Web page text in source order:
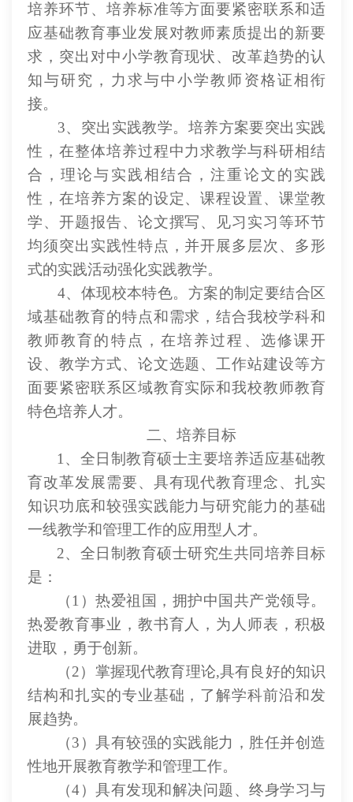
培养环节、培养标准等方面要紧密联系和适
应基础教育事业发展对教师素质提出的新要
求，突出对中小学教育现状、改革趋势的认
知与研究，力求与中小学教师资格证相衔
接。
3、突出实践教学。培养方案要突出实践
性，在整体培养过程中力求教学与科研相结
合，理论与实践相结合，注重论文的实践
性，在培养方案的设定、课程设置、课堂教
学、开题报告、论文撰写、见习实习等环节
均须突出实践性特点，并开展多层次、多形
式的实践活动强化实践教学。
4、体现校本特色。方案的制定要结合区
域基础教育的特点和需求，结合我校学科和
教师教育的特点，在培养过程、选修课开
设、教学方式、论文选题、工作站建设等方
面要紧密联系区域教育实际和我校教师教育
特色培养人才。
二、培养目标
1、全日制教育硕士主要培养适应基础教
育改革发展需要、具有现代教育理念、扎实
知识功底和较强实践能力与研究能力的基础
一线教学和管理工作的应用型人才。
2、全日制教育硕士研究生共同培养目标
是：
（1）热爱祖国，拥护中国共产党领导。
热爱教育事业，教书育人，为人师表，积极
进取，勇于创新。
（2）掌握现代教育理论,具有良好的知识
结构和扎实的专业基础，了解学科前沿和发
展趋势。
（3）具有较强的实践能力，胜任并创造
性地开展教育教学和管理工作。
（4）具有发现和解决问题、终身学习与